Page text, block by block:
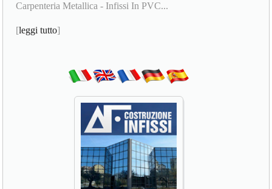
Carpenteria Metallica - Infissi In PVC...
[leggi tutto]